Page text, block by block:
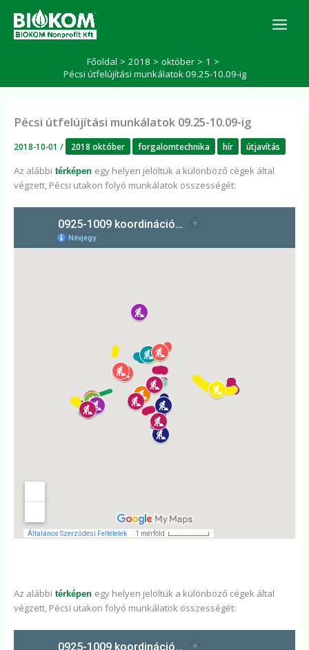
content
Főoldal 2018 október
1
Pécsi útfelújítási munkálatok 09.25-10.09-ig
Pécsi útfelújítási munkálatok 09.25-10.09-ig
2018-10-01/ 2018 október forgalomtechnika hír útjavítás
Az alábbi térképen egy helyen jelöltük a különböző cégek által
végzett, Pécsi utakon folyó munkálatok összességét:
Az alábbi térképen egy helyen jelöltük a különböző cégek által
végzett, Pécsi utakon folyó munkálatok összességét:
e
r
s